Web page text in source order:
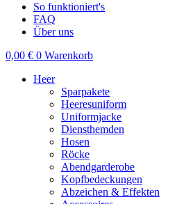
So funktioniert's
FAQ
Über uns
0,00 € 0 Warenkorb
Heer
Sparpakete
Heeresuniform
Uniformjacke
Diensthemden
Hosen
Röcke
Abendgarderobe
Kopfbedeckungen
Abzeichen & Effekten